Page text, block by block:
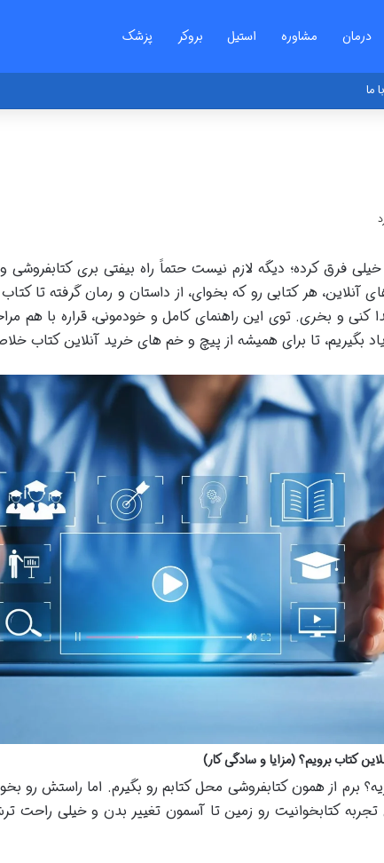
درمان مشاوره استیل بروکر پزشک
ما
خیلی فرق کرده؛ دیگه لازم نیست حتماً راه بیفتی بری
آنلاین، هر کتابی رو که بخوای، از داستان و رمان گرفته تا
کنی و بخری. توی این راهنمای کامل و خودمونی، قراره با هم
بگیریم، تا برای همیشه از پیچ و خم های خرید آنلاین کتاب
کتاب برویم؟ (مزایا و سادگی کار)
برم از همون کتابفروشی محل کتابم رو بگیرم. اما راستش رو
کتابخوانیت رو زمین تا آسمون تغییر بدن و خیلی راحت